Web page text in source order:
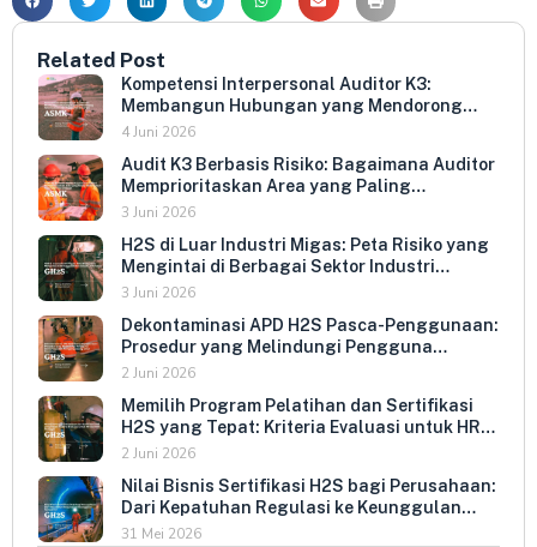
Related Post
Kompetensi Interpersonal Auditor K3:
Membangun Hubungan yang Mendorong
Keterbukaan dan Kepatuhan Sukarela
4 Juni 2026
Audit K3 Berbasis Risiko: Bagaimana Auditor
Memprioritaskan Area yang Paling
Menentukan Kepatuhan Perusahaan
3 Juni 2026
H2S di Luar Industri Migas: Peta Risiko yang
Mengintai di Berbagai Sektor Industri
Indonesia
3 Juni 2026
Dekontaminasi APD H2S Pasca-Penggunaan:
Prosedur yang Melindungi Pengguna
Berikutnya dan Memperpanjang Umur
2 Juni 2026
Memilih Program Pelatihan dan Sertifikasi
H2S yang Tepat: Kriteria Evaluasi untuk HR
dan HSE Manager
2 Juni 2026
Nilai Bisnis Sertifikasi H2S bagi Perusahaan:
Dari Kepatuhan Regulasi ke Keunggulan
Kompetitif
31 Mei 2026